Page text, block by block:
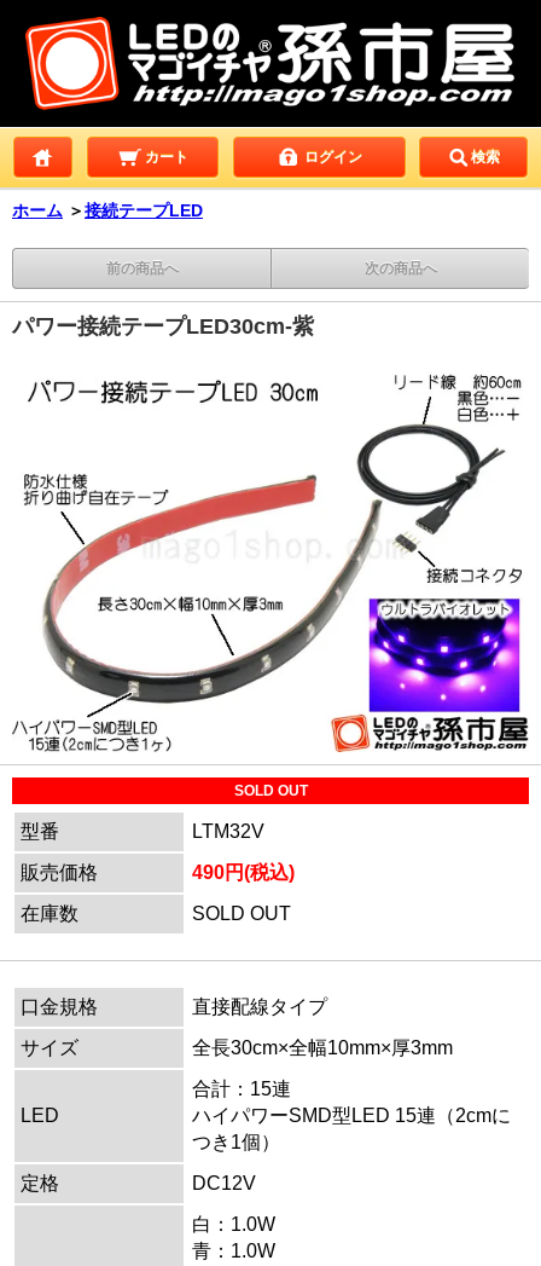
カート ログイン 検索
ホーム ＞接続テープLED
前の商品へ 次の商品へ
パワー接続テープLED30cm-紫
SOLD OUT
型番
LTM32V
販売価格
490円(税込)
在庫数
SOLD OUT
口金規格
直接配線タイプ
サイズ
全長30cm×全幅10mm×厚3mm
LED
合計：15連
ハイパワーSMD型LED 15連（2cmに
つき1個）
定格
DC12V
白：1.0W
青：1.0W